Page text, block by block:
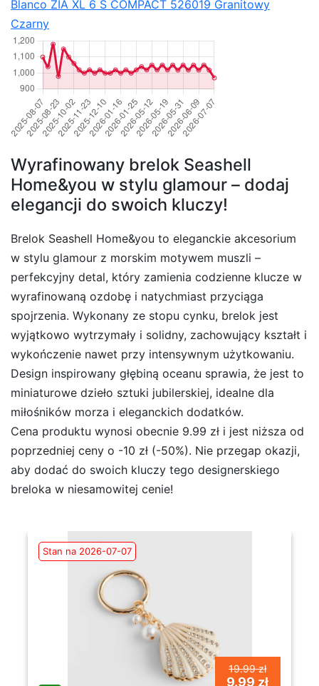
Blanco ZIA XL 6 S COMPACT 526019 Granitowy
Czarny
Wyrafinowany brelok Seashell
Home&you w stylu glamour – dodaj
elegancji do swoich kluczy!
Brelok Seashell Home&you to eleganckie akcesorium
w stylu glamour z morskim motywem muszli –
perfekcyjny detal, który zamienia codzienne klucze w
wyrafinowaną ozdobę i natychmiast przyciąga
spojrzenia. Wykonany ze stopu cynku, brelok jest
wyjątkowo wytrzymały i solidny, zachowujący kształt i
wykończenie nawet przy intensywnym użytkowaniu.
Design inspirowany głębiną oceanu sprawia, że jest to
miniaturowe dzieło sztuki jubilerskiej, idealne dla
miłośników morza i eleganckich dodatków.
Cena produktu wynosi obecnie 9.99 zł i jest niższa od
poprzedniej ceny o -10 zł (-50%). Nie przegap okazji,
aby dodać do swoich kluczy tego designerskiego
breloka w niesamowitej cenie!
Stan na 2026-07-07
19.99 zł
9.99 zł